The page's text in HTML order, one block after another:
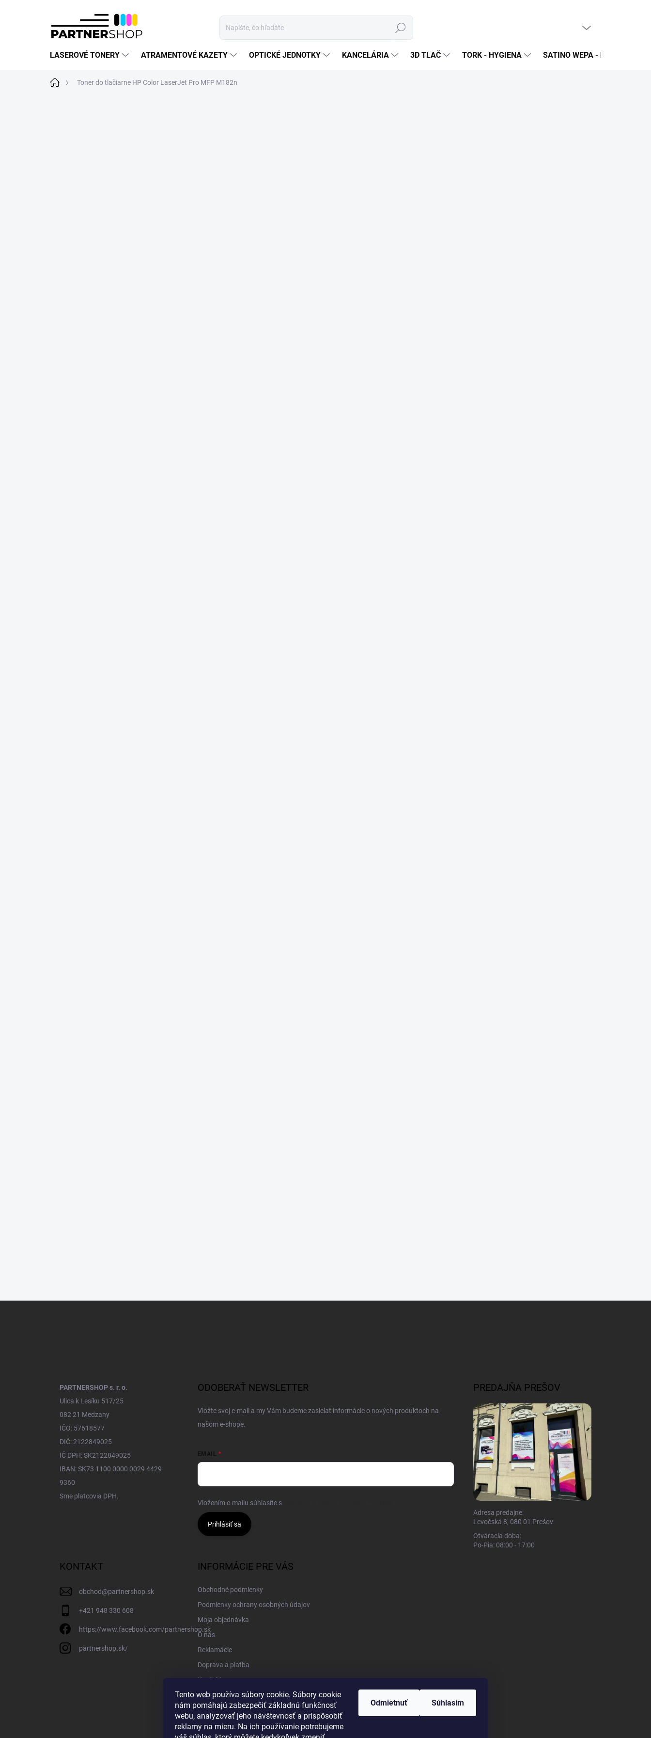
Tento web používa súbory cookie. Súbory cookie
nám pomáhajú zabezpečiť základnú funkčnosť
webu, analyzovať jeho návštevnosť a prispôsobiť
reklamy na mieru. Na ich používanie potrebujeme
Odmietnuť Súhlasím
Hľadať
LASEROVÉ TONERY ATRAMENTOVÉ KAZETY OPTICKÉ JEDNOTKY KANCELÁRIA 3D TLAČ TORK - HYGIENA SATINO WEPA - NÁPLNE A
DomovToner do tlačiarne HP Color LaserJet Pro MFP M182n
PARTNERSHOP s. r. o.
Ulica k Lesíku 517/25
082 21 Medzany
IČO: 57618577
DIČ: 2122849025
IČ DPH: SK2122849025
IBAN: SK73 1100 0000 0029 4429
9360
Sme platcovia DPH.
ODOBERAŤ NEWSLETTER
Vložte svoj e-mail a my Vám budeme zasielať informácie o nových produktoch na
našom e-shope.
EMAIL
Vložením e-mailu súhlasíte s
Prihlásiť sa
PREDAJŇA PREŠOV
Adresa predajne:
Levočská 8, 080 01 Prešov
Otváracia doba:
Po-Pia: 08:00 - 17:00
KONTAKT
obchod@partnershop.sk
+421 948 330 608
https://www.facebook.com/partnershop.sk
partnershop.sk/
INFORMÁCIE PRE VÁS
Obchodné podmienky
Podmienky ochrany osobných údajov
Moja objednávka
O nás
Reklamácie
Doprava a platba
Kontakt
Blog